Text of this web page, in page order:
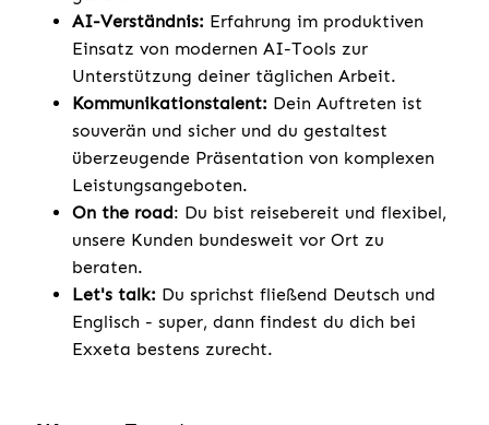
AI-Verständnis: Erfahrung im produktiven
Einsatz von modernen AI-Tools zur
Unterstützung deiner täglichen Arbeit.
Kommunikationstalent: Dein Auftreten ist
souverän und sicher und du gestaltest
überzeugende Präsentation von komplexen
Leistungsangeboten.
On the road: Du bist reisebereit und flexibel,
unsere Kunden bundesweit vor Ort zu
beraten.
Let's talk: Du sprichst fließend Deutsch und
Englisch - super, dann findest du dich bei
Exxeta bestens zurecht.